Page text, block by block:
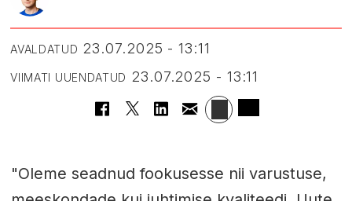
AVALDATUD 23.07.2025 - 13:11
VIIMATI UUENDATUD 23.07.2025 - 13:11
"Oleme seadnud fookusesse nii varustuse,